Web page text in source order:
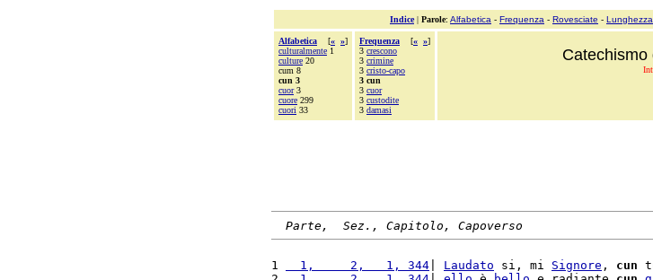
Indice| Parole: Alfabetica - Frequenza - Rovesciate - Lunghezza
Alfabetica [« »]
culturalmente 1
culture 20
cum 8
cun 3
cuor3
cuore 299
cuori 33
Frequenza [« »]
3 crescono
3 crimine
3 cristo-capo
3 cun
3 cuor
3 custodite
3 damasi
Parte,  Sez., Capitolo, Capoverso
1
  1,     2,   1, 344
Laudato si, mi Signore , cun